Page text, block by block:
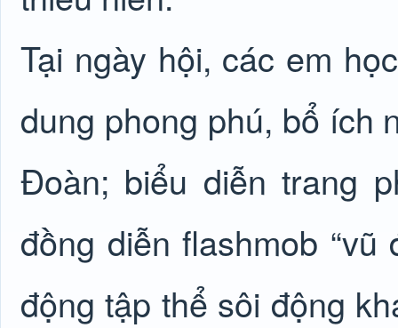
Tại ngày hội, các em
dung phong phú, bổ ích
Đoàn; biểu diễn trang
đồng diễn flashmob
động tập thể sôi động